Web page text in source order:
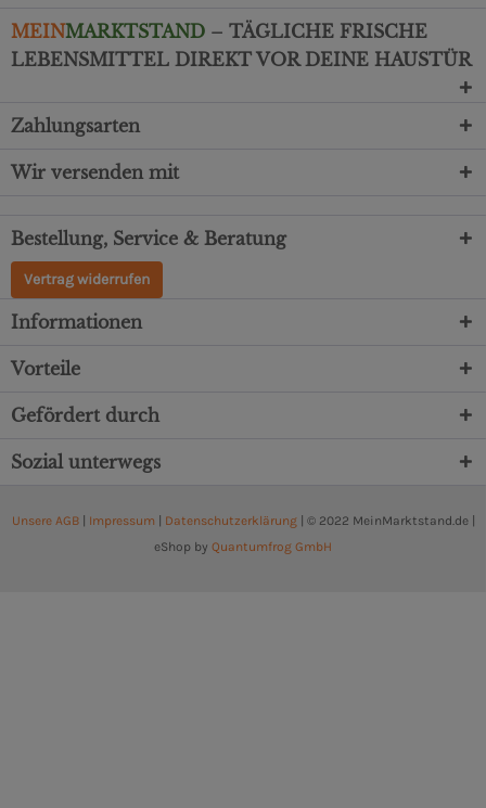
MEINMARKTSTAND – TÄGLICHE FRISCHE
LEBENSMITTEL DIREKT VOR DEINE HAUSTÜR
Zahlungsarten
Wir versenden mit
Bestellung, Service & Beratung
Vertrag widerrufen
Informationen
Vorteile
Gefördert durch
Sozial unterwegs
Unsere AGB| Impressum Datenschutzerklärung| © 2022 MeinMarktstand.de |
eShop by Quantumfrog GmbH